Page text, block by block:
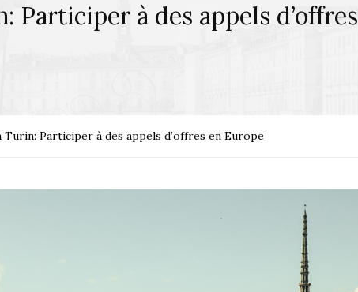
Participer à des appels d’offres
Turin: Participer à des appels d’offres en Europe